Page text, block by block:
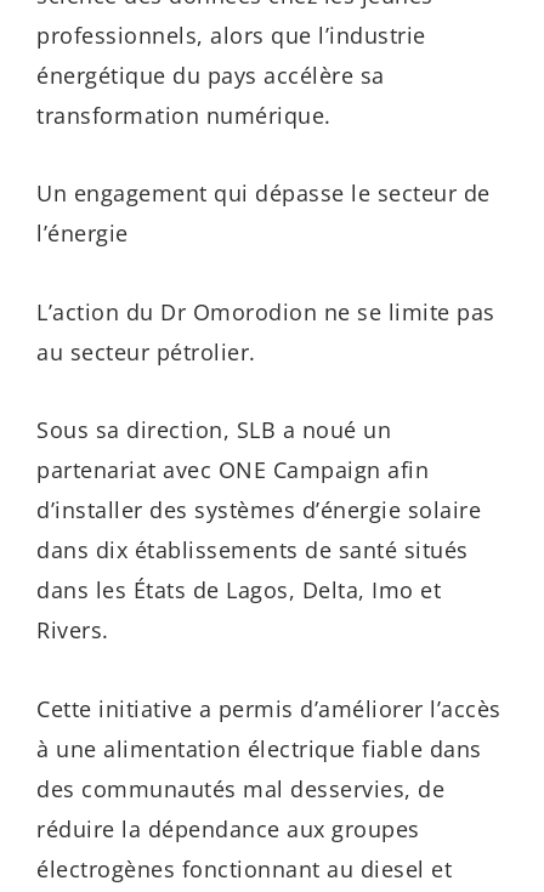
professionnels, alors que l’industrie
énergétique du pays accélère sa
transformation numérique.
Un engagement qui dépasse le secteur de
l’énergie
L’action du Dr Omorodion ne se limite pas
au secteur pétrolier.
Sous sa direction, SLB a noué un
partenariat avec ONE Campaign afin
d’installer des systèmes d’énergie solaire
dans dix établissements de santé situés
dans les États de Lagos, Delta, Imo et
Rivers.
Cette initiative a permis d’améliorer l’accès
à une alimentation électrique fiable dans
des communautés mal desservies, de
réduire la dépendance aux groupes
électrogènes fonctionnant au diesel et